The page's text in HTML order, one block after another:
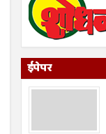
ईपेपर